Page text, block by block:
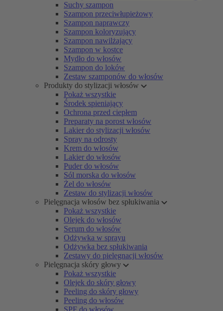
Suchy szampon
Szampon przeciwłupieżowy
Szampon naprawczy
Szampon koloryzujący
Szampon nawilżający
Szampon w kostce
Mydło do włosów
Szampon do loków
Zestaw szamponów do włosów
Produkty do stylizacji włosów
Pokaż wszystkie
Środek spieniający
Ochrona przed ciepłem
Preparaty na porost włosów
Lakier do stylizacji włosów
Spray na odrosty
Krem do włosów
Lakier do włosów
Puder do włosów
Sól morska do włosów
Żel do włosów
Zestaw do stylizacji włosów
Pielęgnacja włosów bez spłukiwania
Pokaż wszystkie
Olejek do włosów
Serum do włosów
Odżywka w sprayu
Odżywka bez spłukiwania
Zestawy do pielęgnacji włosów
Pielęgnacja skóry głowy
Pokaż wszystkie
Olejek do skóry głowy
Peeling do skóry głowy
Peeling do włosów
SPF do włosów